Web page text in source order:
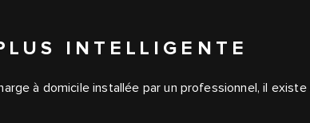
INTELLIGENTE
à domicile installée par un professionnel, il